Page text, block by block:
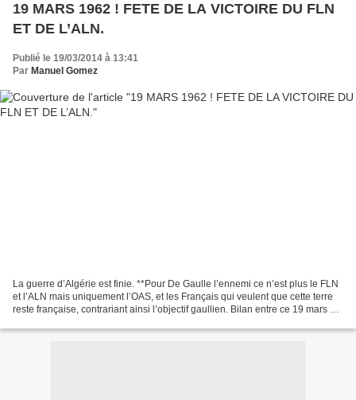
19 MARS 1962 ! FETE DE LA VICTOIRE DU FLN
ET DE L’ALN.
Publié le 19/03/2014 à 13:41
Par Manuel Gomez
La guerre d’Algérie est finie. **Pour De Gaulle l’ennemi ce n’est plus le FLN
et l’ALN mais uniquement l’OAS, et les Français qui veulent que cette terre
reste française, contrariant ainsi l’objectif gaullien. Bilan entre ce 19 mars et